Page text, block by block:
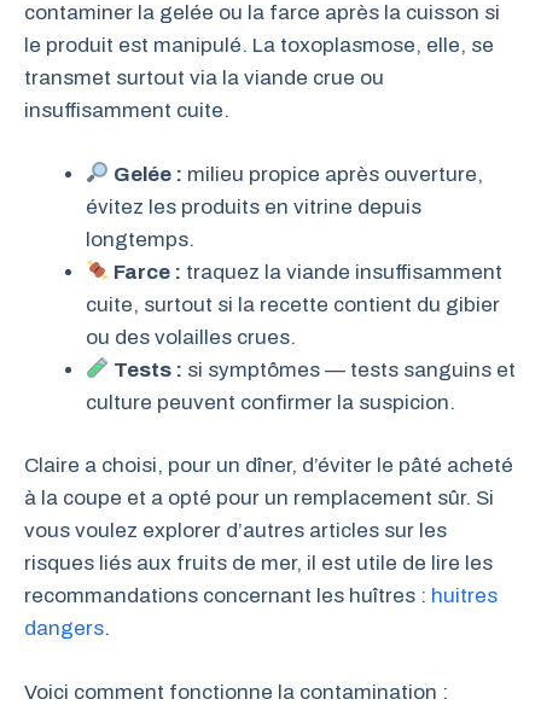
contaminer la gelée ou la farce après la cuisson si
le produit est manipulé. La toxoplasmose, elle, se
transmet surtout via la viande crue ou
insuffisamment cuite.
Gelée : milieu propice après ouverture,
évitez les produits en vitrine depuis
longtemps.
Farce : traquez la viande insuffisamment
cuite, surtout si la recette contient du gibier
ou des volailles crues.
Tests : si symptômes — tests sanguins et
culture peuvent confirmer la suspicion.
Claire a choisi, pour un dîner, d’éviter le pâté acheté
à la coupe et a opté pour un remplacement sûr. Si
vous voulez explorer d’autres articles sur les
risques liés aux fruits de mer, il est utile de lire les
recommandations concernant les huîtres : huitres
dangers.
Voici comment fonctionne la contamination :